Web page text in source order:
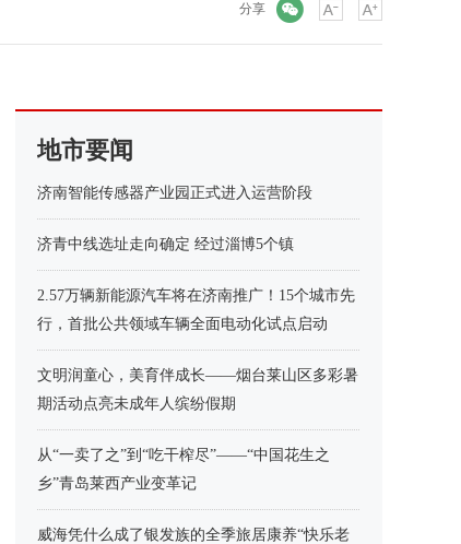
分享
地市要闻
济南智能传感器产业园正式进入运营阶段
济青中线选址走向确定 经过淄博5个镇
2.57万辆新能源汽车将在济南推广！15个城市先
行，首批公共领域车辆全面电动化试点启动
文明润童心，美育伴成长——烟台莱山区多彩暑
期活动点亮未成年人缤纷假期
从“一卖了之”到“吃干榨尽”——“中国花生之
乡”青岛莱西产业变革记
威海凭什么成了银发族的全季旅居康养“快乐老